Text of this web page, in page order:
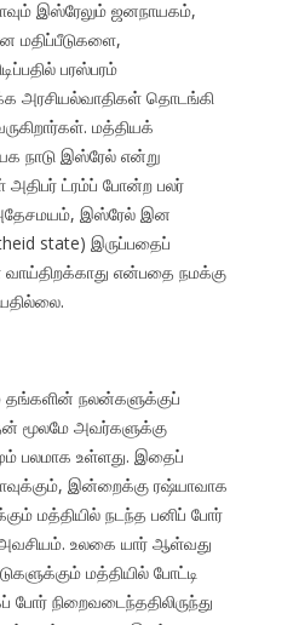
இஸ்ரேலும் ஜனநாயகம்,
மதிப்பீடுகளை,
பரஸ்பரம்
அரசியல்வாதிகள் தொடங்கி
மத்தியக்
நாடு இஸ்ரேல் என்று
ட்ரம்ப் போன்ற பலர்
அதேசமயம், இஸ்ரேல் இன
state) இருப்பதைப்
வாய்திறக்காது என்பதை நமக்கு
தங்களின் நலன்களுக்குப்
மூலமே அவர்களுக்கு
பலமாக உள்ளது. இதைப்
இன்றைக்கு ரஷ்யாவாக
மத்தியில் நடந்த பனிப் போர்
அவசியம். உலகை யார் ஆள்வது
மத்தியில் போட்டி
போர் நிறைவடைந்ததிலிருந்து